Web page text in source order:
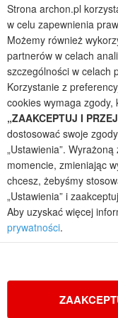
Projekty małych
Projekty domów
Projekty domów
Projekty domów
Projekty domów
2026 © ARCHON+ Biuro
projekty domów - autorska
przez arch. Barbarę Mendel
Z uwagi na ciągłe
normą ISO 9001),
nieznacznie różnić się od
Informujemy, iż w celu
dostosowania ich do
informacji zapisanych za
końcowych użytkowników.
pomocą ustawień swojej
naszego serwisu
internetowej oznacza, iż
Więcej informacji
Polityka prywatności
Strona archon.pl
w celu zapewnienia
Możemy również
partnerów w celach
szczególności w celach
Korzystanie z
cookies wymaga
„ZAAKCEPTUJ I
dostosować swoje
„Ustawienia”.
momencie, zmieniając
chcesz, żebyśmy
„Ustawienia” i
Aby uzyskać więcej
prywatności.